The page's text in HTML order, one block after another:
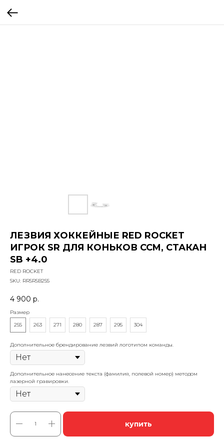
ЛЕЗВИЯ ХОККЕЙНЫЕ RED ROCKET
ИГРОК SR ДЛЯ КОНЬКОВ CCM, СТАКАН
SB +4.0
RED ROCKET
SKU: RRSRSB255
4 900 р.
Размер
255
263 271 280 287 295 304
Дополнительное брендирование лезвий логотипом команды.
Дополнительное нанесение текста (фамилия, полевой номер) методом
лазерной гравировки.
купить